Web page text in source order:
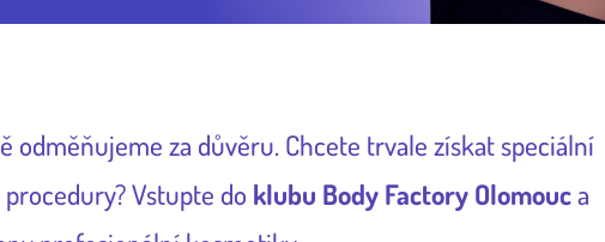
odměňujeme za důvěru. Chcete trvale získat speciální
Vstupte do klubu Body Factory Olomouca